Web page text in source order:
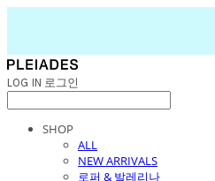
LOG IN 로그인
SHOP
ALL
NEW ARRIVALS
로퍼 & 발레리나